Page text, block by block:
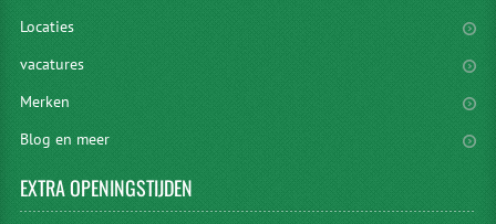
Locaties
vacatures
Merken
Blog en meer
EXTRAOPENINGSTIJDEN